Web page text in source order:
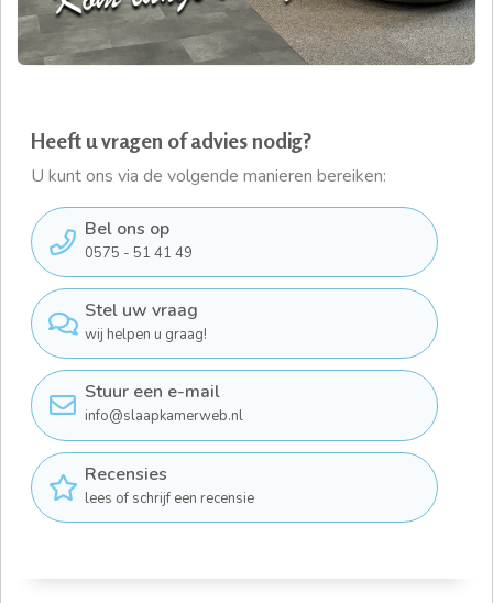
Heeft u vragen of advies nodig?
U kunt ons via de volgende manieren bereiken:
Bel ons op
0575 - 51 41 49
Stel uw vraag
wij helpen u graag!
Stuur een e-mail
info@slaapkamerweb.nl
Recensies
lees of schrijf een recensie